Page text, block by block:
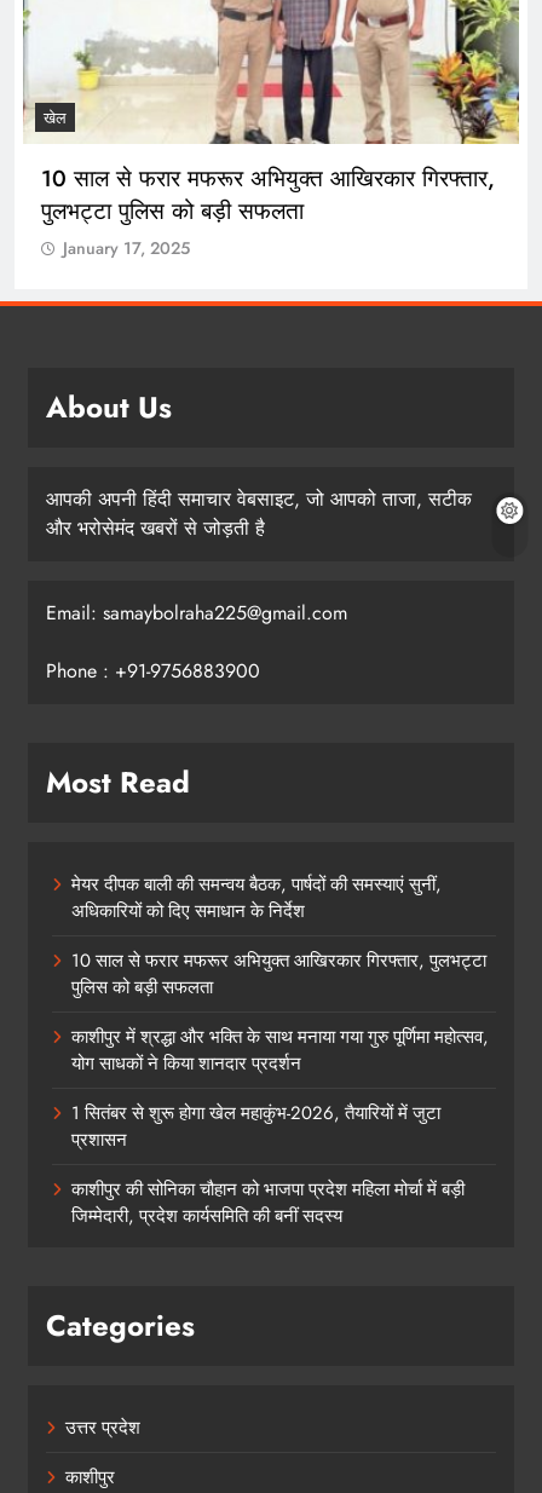
खेल
10 साल से फरार मफरूर अभियुक्त आखिरकार गिरफ्तार,
पुलभट्टा पुलिस को बड़ी सफलता
January 17, 2025
About Us
आपकी अपनी हिंदी समाचार वेबसाइट, जो आपको ताजा, सटीक
और भरोसेमंद खबरों से जोड़ती है
Email: samaybolraha225@gmail.com
Phone : +91-9756883900
Most Read
मेयर दीपक बाली की समन्वय बैठक, पार्षदों की समस्याएं सुनीं,
अधिकारियों को दिए समाधान के निर्देश
10 साल से फरार मफरूर अभियुक्त आखिरकार गिरफ्तार, पुलभट्टा
पुलिस को बड़ी सफलता
काशीपुर में श्रद्धा और भक्ति के साथ मनाया गया गुरु पूर्णिमा महोत्सव,
योग साधकों ने किया शानदार प्रदर्शन
1 सितंबर से शुरू होगा खेल महाकुंभ-2026, तैयारियों में जुटा
प्रशासन
काशीपुर की सोनिका चौहान को भाजपा प्रदेश महिला मोर्चा में बड़ी
जिम्मेदारी, प्रदेश कार्यसमिति की बनीं सदस्य
Categories
उत्तर प्रदेश
काशीपुर